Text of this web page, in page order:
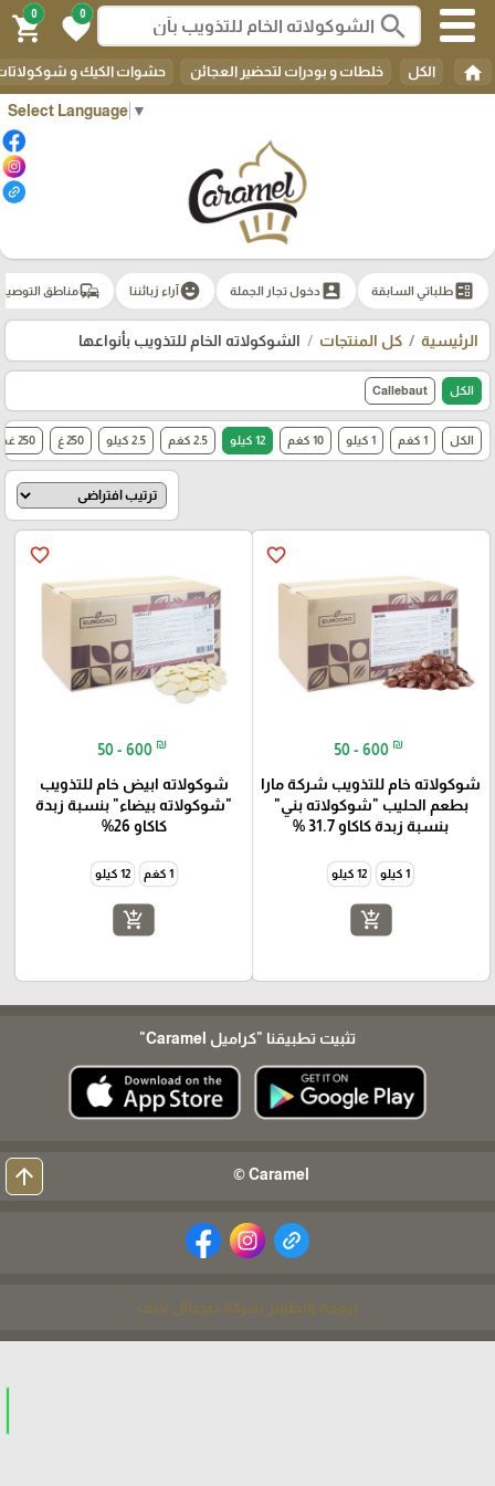
Select Language ▼
search
0
favorite
0
shopping_cart
home الكل خلطات و بودرات لتحضير العجائن حشوات الكيك و
ballotطلباتي السابقة account_box دخول تجار الجملة emoji_emotionsآراء زبائننا commuteمناطق
الرئيسية كل المنتجات الشوكولاته الخام للتذويب بأنواعها
الكل Callebaut
الكل 1 كغم 1 كيلو 10 كغم 12 كيلو 2.5 كغم 2.5 كيلو 250 غ 250 غم
favorite_border
50 - 600 ₪
شوكولاته خام للتذويب شركة مارا
بطعم الحليب "شوكولاته بني"
بنسبة زبدة كاكاو 31.7 %
1 كيلو 12 كيلو
add_shopping_cart
favorite_border
50 - 600 ₪
شوكولاته ابيض خام للتذويب
"شوكولاته بيضاء" بنسبة زبدة
كاكاو 26%
1 كغم 12 كيلو
add_shopping_cart
تثبيت تطبيقنا "كراميل Caramel"
Caramel ©
arrow_upward
برمجة وتطوير شركة ديجيتال لايف